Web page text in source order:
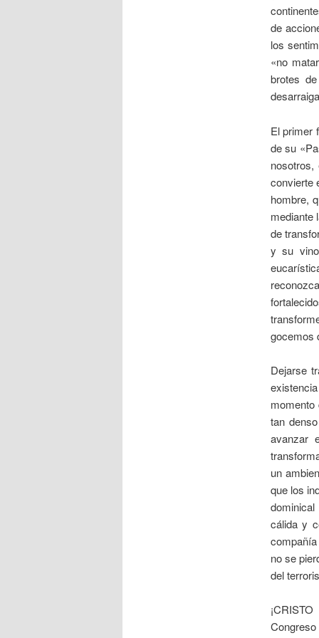
de
los
«no
brotes
El primer
de su
convierte
hombre,
mediante
de
y su
gocemos
Dejarse
tan
avanzar
un
que los
cálida y
no se
del